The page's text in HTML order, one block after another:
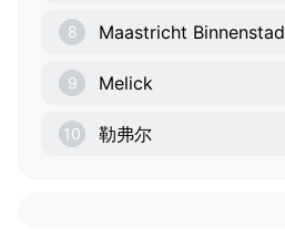
8 Maastricht Binnenstad
9 Melick
10 勒弗尔